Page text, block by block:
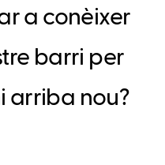
a conèixer
barri per
arriba nou?